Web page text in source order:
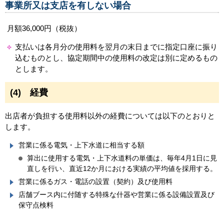
事業所又は支店を有しない場合
月額36,000円（税抜）
支払いは各月分の使用料を翌月の末日までに指定口座に振り
込むものとし、協定期間中の使用料の改定は別に定めるもの
とします。
(4) 経費
出店者が負担する使用料以外の経費については以下のとおりと
します。
営業に係る電気・上下水道に相当する額
算出に使用する電気・上下水道料の単価は、毎年4月1日に見
直しを行い、直近12か月における実績の平均値を採用する。
営業に係るガス・電話の設置（契約）及び使用料
店舗ブース内に付随する特殊な什器や営業に係る設備設置及び
保守点検料